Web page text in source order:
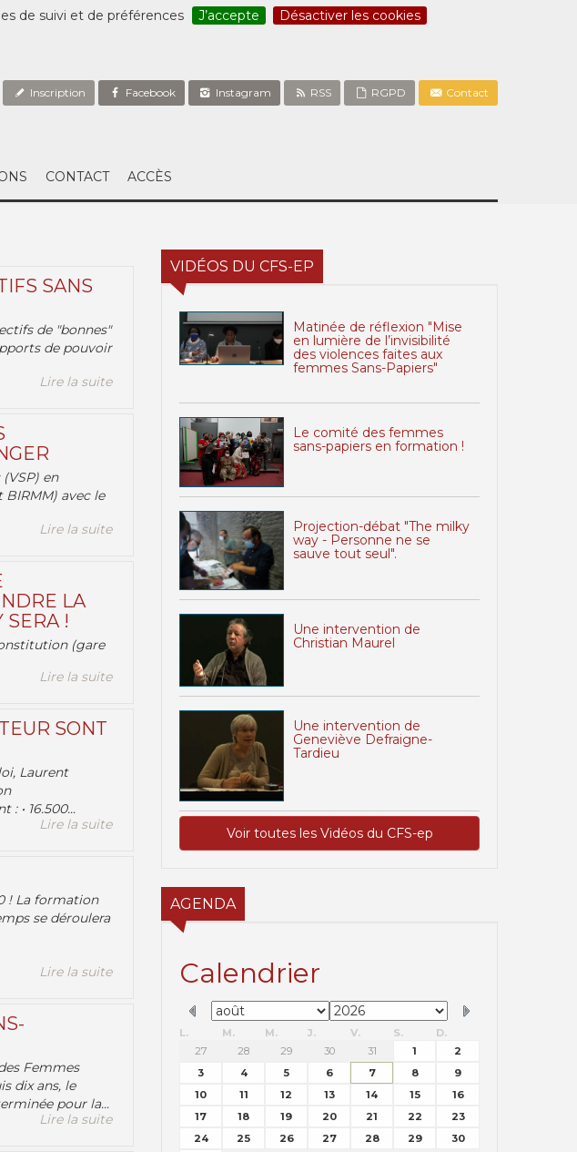
de suivi et de préférences J’accepte Désactiver les cookies
Inscription Facebook Instagram RSS RGPD Contact
CONTACT ACCÈS
SANS
de "bonnes"
de pouvoir
Lire la suite
en
avec le
Lire la suite
LA
SERA !
(gare
Lire la suite
SONT
Laurent
• 16.500...
Lire la suite
! La formation
se déroulera
Lire la suite
Femmes
dix ans, le
pour la...
Lire la suite
VIDÉOS DU CFS-EP
Matinée de réflexion "Mise
en lumière de l’invisibilité
des violences faites aux
femmes Sans-Papiers"
Le comité des femmes
sans-papiers en formation !
Projection-débat "The milky
way - Personne ne se
sauve tout seul".
Une intervention de
Christian Maurel
Une intervention de
Geneviève Defraigne-
Tardieu
Voir toutes les Vidéos du CFS-ep
AGENDA
Calendrier
L. M. M. J. V. S.
D.
27
28 29 30 31 1
2
3
4 5 6 7 8
9
10
11 12 13 14 15
16
17
18 19 20 21 22
23
24
25 26 27 28 29
30